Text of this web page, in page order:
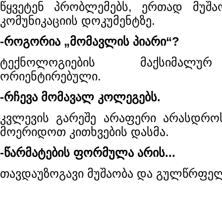
წყვეტენ პრობლემებს, ერთად
კომუნიკაციის დოკუმენტზე.
-როგორია „მომავლის პიარი“?
ტექნოლოგიების
ორიენტირებული.
-რჩევა მომავალ კოლეგებს.
კვლევის გარეშე არაფერი
მოერიდოთ კითხვების დასმა.
-წარმატების ფორმულა არის...
თავდაუზოგავი მუშაობა და